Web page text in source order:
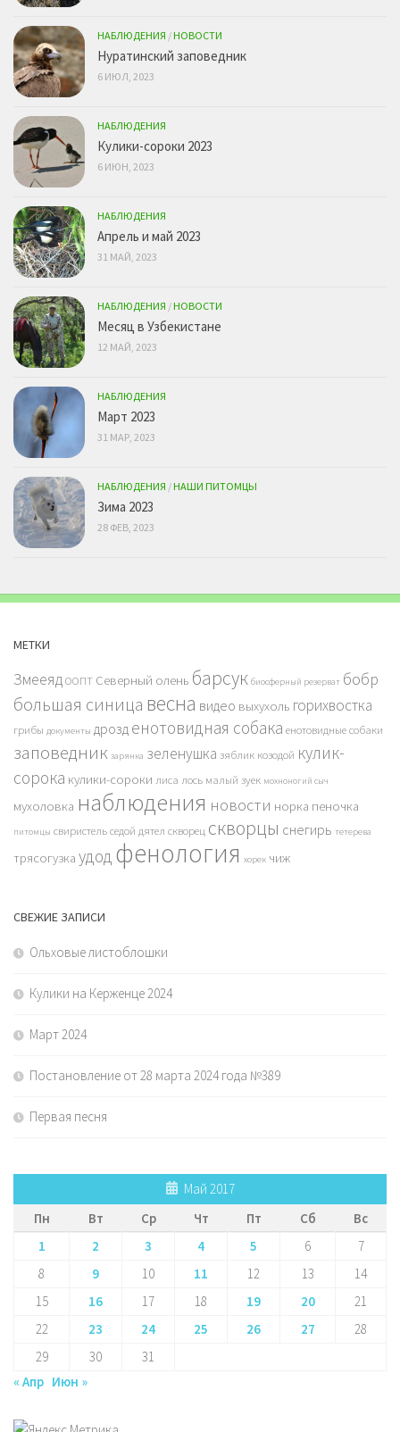
НАБЛЮДЕНИЯ /НОВОСТИ
Нуратинский заповедник
6 ИЮЛ, 2023
НАБЛЮДЕНИЯ
Кулики-сороки 2023
6 ИЮН, 2023
НАБЛЮДЕНИЯ
Апрель и май 2023
31 МАЙ, 2023
НАБЛЮДЕНИЯ /НОВОСТИ
Месяц в Узбекистане
12 МАЙ, 2023
НАБЛЮДЕНИЯ
Март 2023
31 МАР, 2023
НАБЛЮДЕНИЯ /НАШИ ПИТОМЦЫ
Зима 2023
28 ФЕВ, 2023
МЕТКИ
ЗмееядООПТ Северный олень барсук биосферный резерват бобр
большая синица весна видео выхухоль горихвостка
грибы документы дрозд енотовидная собака енотовидные собаки
заповедник зарянка зеленушка зяблик козодой кулик-
сорока кулики-сороки лиса лось малый зуек мохноногий сыч
мухоловка наблюдения новости норка пеночка
питомцы свиристельседой дятел скворец скворцы снегирь тетерева
трясогузка удод фенология хорек чиж
СВЕЖИЕ ЗАПИСИ
Ольховые листоблошки
Кулики на Керженце 2024
Март 2024
Постановление от 28 марта 2024 года №389
Первая песня
Май 2017
Пн
Вт Ср Чт Пт Сб
Вс
1
2 3 4 5 6
7
8
9 10 11 12 13
14
15
16 17 18 19 20
21
22
23 24 25 26 27
28
29
30
31
« Апр Июн »